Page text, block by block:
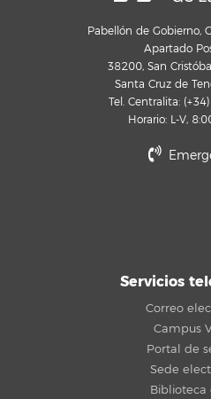
Pabellón de Gobierno,
Apartado
38200, San
Santa Cruz de
Tel. Centralita:
Horario: L-V,
Servicios
Correo
Campus
Portal de
Sede
Biblioteca